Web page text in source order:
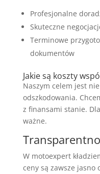
Profesjonalne
Skuteczne
Terminowe
dokumentów
Jakie są koszty
Naszym celem jest
odszkodowania.
z finansami stanie.
ważne.
W motoexpert
ceny są zawsze jasno